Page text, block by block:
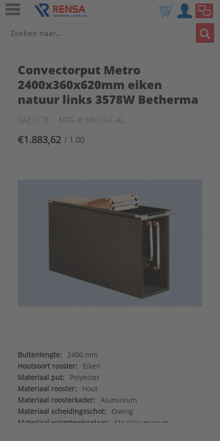
Convectorput Metro
2400x360x620mm eiken
natuur links 3578W Betherma
0AE3178 MFG #: M619-C-AL
€1.883,62 / 1.00
Buitenlengte:
2400 mm
Houtsoort rooster:
Eiken
Materiaal put:
Polyester
Materiaal rooster:
Hout
Materiaal roosterkader:
Aluminium
Materiaal scheidingsschot:
Overig
Materiaal warmtewisselaar:
Staal/aluminium